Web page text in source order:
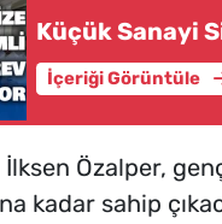
Küçük Sanayi
İçeriği Görüntüle
Özalper,
kadar sahip